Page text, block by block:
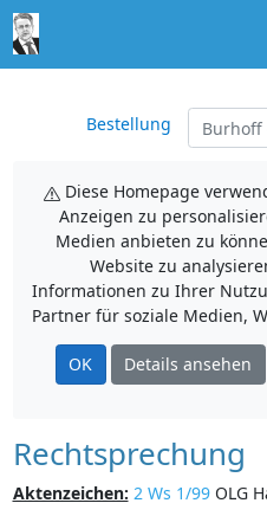
Bestellung
Diese Homepage
Anzeigen zu
Medien anbieten zu
Website zu
Informationen zu Ihrer
Partner für soziale Medien,
OK Details ansehen
Rechtsprechung
Aktenzeichen: 2 Ws 1/99OLG